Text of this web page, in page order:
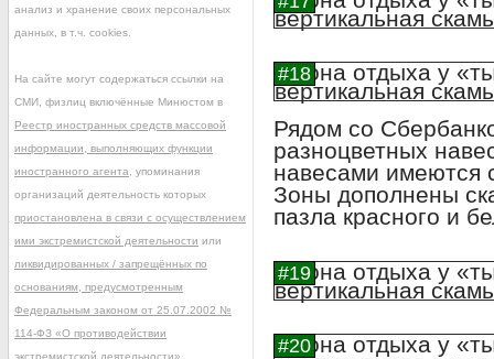
Рядом со
разноцветных
навесами имеются
Зоны дополнены
пазла красного и
анализ и хранение своих персональных
данных, в т.ч. cookies.
На сайте могут содержаться ссылки на
СМИ, физлиц включённые Минюстом в
Реестр иностранных средств массовой
информации, выполняющих функции
иностранного агента , упоминания
организаций деятельность которых
приостановлена в связи с осуществлением
ими экстремистской деятельности или
ликвидированных / запрещённых по
основаниям, предусмотренным
Федеральным законом от 25.07.2002 №
114-ФЗ «О противодействии
экстремистской деятельности»